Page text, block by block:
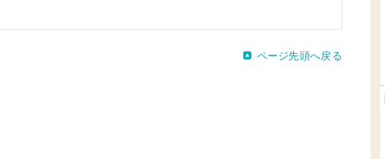
ページ先頭へ戻る